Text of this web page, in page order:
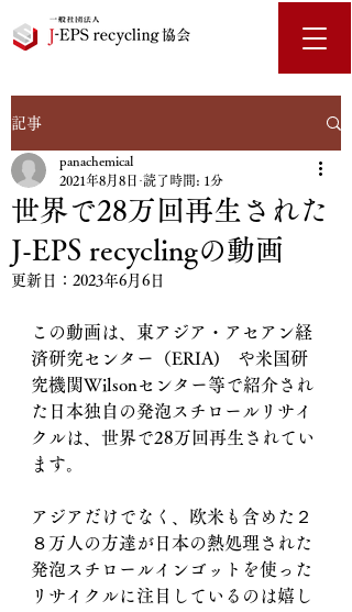
記事
世界で28万回再生された
J-EPS recyclingの動画
panachemical
2021年8月8日 読了時間: 1分
更新日： 2023年6月6日
この動画は、東アジア・アセアン経
済研究センター（ERIA)　や米国研
究機関Wilsonセンター等で紹介され
た日本独自の発泡スチロールリサイ
クルは、世界で28万回再生されてい
ます。
アジアだけでなく、欧米も含めた２
８万人の方達が日本の熱処理された
発泡スチロールインゴットを使った
リサイクルに注目しているのは嬉し